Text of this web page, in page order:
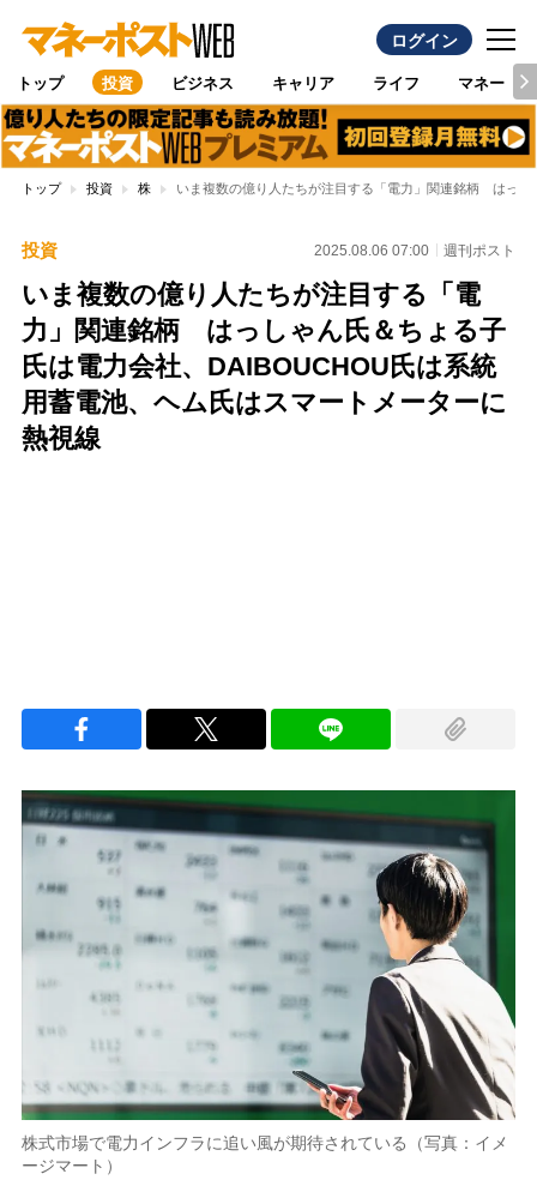
ログイン
トップ 投資 ビジネス キャリア ライフ マネー
トップ 投資 株 いま複数の億り人たちが注目する「電力」関連銘柄 はっ
投資 2025.08.06 07:00 週刊ポスト
いま複数の億り人たちが注目する「電
力」関連銘柄 はっしゃん氏＆ちょる子
氏は電力会社、DAIBOUCHOU氏は系統
用蓄電池、ヘム氏はスマートメーターに
熱視線
株式市場で電力インフラに追い風が期待されている（写真：イメ
ージマート）